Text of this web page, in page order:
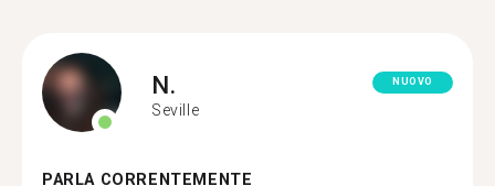
N.
Seville
NUOVO
PARLA CORRENTEMENTE